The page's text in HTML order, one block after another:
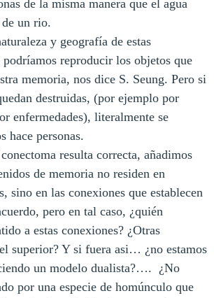
de la misma manera que el agua
un rio.
y geografía de estas
podríamos reproducir los objetos que
memoria, nos dice S. Seung. Pero si
destruidas, (por ejemplo por
enfermedades), literalmente se
hace personas.
resulta correcta, añadimos
de memoria no residen en
sino en las conexiones que establecen
pero en tal caso, ¿quién
a estas conexiones? ¿Otras
superior? Y si fuera asi… ¿no estamos
un modelo dualista?…. ¿No
por una especie de homúnculo que